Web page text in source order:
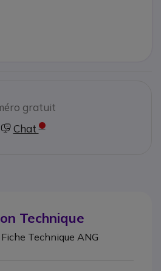
gratuit
Chat
Technique
Technique ANG